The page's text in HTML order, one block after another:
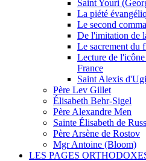
Saint Youri
La piété
Le second
De l'imitation de
Le sacrement du
Lecture de
France
Saint Alexis
Père Lev Gillet
Élisabeth Behr-Sigel
Père Alexandre Men
Sainte Élisabeth de
Père Arsène de Rostov
Mgr Antoine (Bloom)
LES PAGES